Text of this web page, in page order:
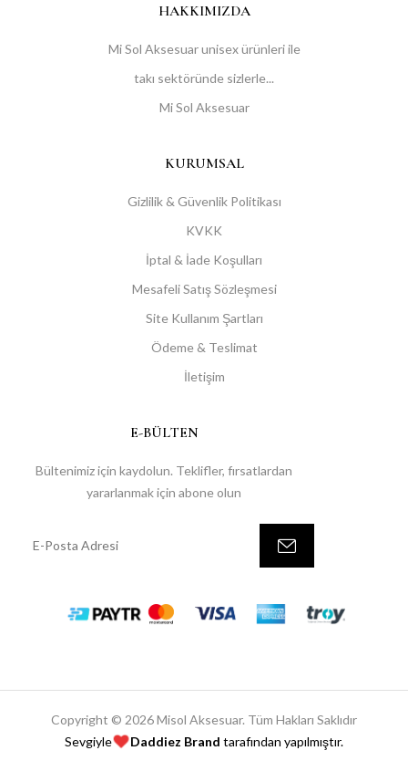
HAKKIMIZDA
Mi Sol Aksesuar unisex ürünleri ile
takı sektöründe sizlerle...
Mi Sol Aksesuar
KURUMSAL
Gizlilik & Güvenlik Politikası
KVKK
İptal & İade Koşulları
Mesafeli Satış Sözleşmesi
Site Kullanım Şartları
Ödeme & Teslimat
İletişim
E-BÜLTEN
Bültenimiz için kaydolun. Teklifler, fırsatlardan
yararlanmak için abone olun
Copyright © 2026 Misol Aksesuar. Tüm Hakları Saklıdır
Sevgiyle
Daddiez Brand tarafından yapılmıştır.